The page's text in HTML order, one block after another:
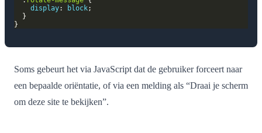
display: block
Soms gebeurt het via JavaScript dat de gebruiker forceert naar
een bepaalde oriëntatie, of via een melding als “Draai je scherm
om deze site te bekijken”.